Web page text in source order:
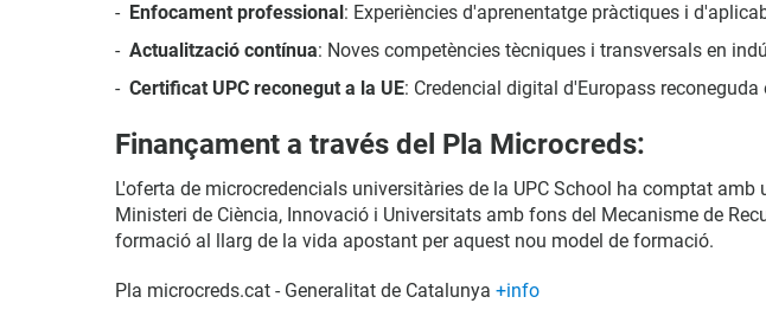
Enfocament professional: Experiències d'aprenentatge pràctiques i
Actualització contínua: Noves competències tècniques i transversals en
Certificat UPC reconegut a la UE: Credencial digital d'Europass
Finançament a través del Pla Microcreds:
L'oferta de microcredencials universitàries de la UPC School ha comptat
Ministeri de Ciència, Innovació i Universitats amb fons del Mecanisme de
formació al llarg de la vida apostant per aquest nou model de formació.
Pla microcreds.cat - Generalitat de Catalunya +info